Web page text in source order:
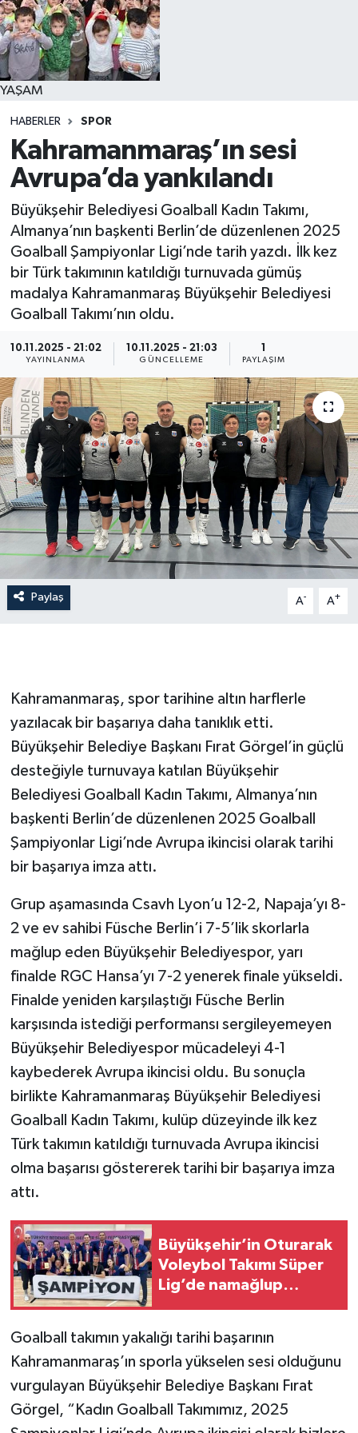
YAŞAM
HABERLER SPOR
Kahramanmaraş’ın sesi
Avrupa’da yankılandı
Büyükşehir Belediyesi Goalball Kadın Takımı,
Almanya’nın başkenti Berlin’de düzenlenen 2025
Goalball Şampiyonlar Ligi’nde tarih yazdı. İlk kez
bir Türk takımının katıldığı turnuvada gümüş
madalya Kahramanmaraş Büyükşehir Belediyesi
Goalball Takımı’nın oldu.
10.11.2025 - 21:02
YAYINLANMA
10.11.2025 - 21:03
GÜNCELLEME PAYLAŞIM
Paylaş A- A+
Kahramanmaraş, spor tarihine altın harflerle
yazılacak bir başarıya daha tanıklık etti.
Büyükşehir Belediye Başkanı Fırat Görgel’in güçlü
desteğiyle turnuvaya katılan Büyükşehir
Belediyesi Goalball Kadın Takımı, Almanya’nın
başkenti Berlin’de düzenlenen 2025 Goalball
Şampiyonlar Ligi’nde Avrupa ikincisi olarak tarihi
bir başarıya imza attı.
Grup aşamasında Csavh Lyon’u 12-2, Napaja’yı 8-
2 ve ev sahibi Füsche Berlin’i 7-5’lik skorlarla
mağlup eden Büyükşehir Belediyespor, yarı
finalde RGC Hansa’yı 7-2 yenerek finale yükseldi.
Finalde yeniden karşılaştığı Füsche Berlin
karşısında istediği performansı sergileyemeyen
Büyükşehir Belediyespor mücadeleyi 4-1
kaybederek Avrupa ikincisi oldu. Bu sonuçla
birlikte Kahramanmaraş Büyükşehir Belediyesi
Goalball Kadın Takımı, kulüp düzeyinde ilk kez
Türk takımın katıldığı turnuvada Avrupa ikincisi
olma başarısı göstererek tarihi bir başarıya imza
attı.
Büyükşehir’in Oturarak
Voleybol Takımı Süper
Lig’de namağlup
Goalball takımın yakalığı tarihi başarının
Kahramanmaraş’ın sporla yükselen sesi olduğunu
vurgulayan Büyükşehir Belediye Başkanı Fırat
Görgel, “Kadın Goalball Takımımız, 2025
YAŞAM